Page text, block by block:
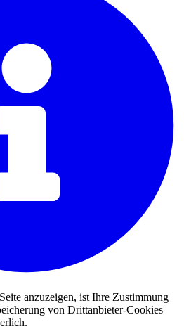
anzuzeigen, ist Ihre Zustimmung
von Drittanbieter-Cookies